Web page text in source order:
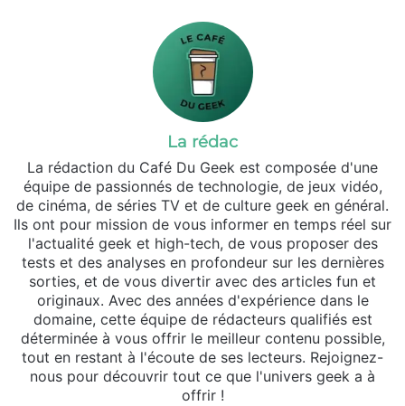
La rédac
La rédaction du Café Du Geek est composée d'une
équipe de passionnés de technologie, de jeux vidéo,
de cinéma, de séries TV et de culture geek en général.
Ils ont pour mission de vous informer en temps réel sur
l'actualité geek et high-tech, de vous proposer des
tests et des analyses en profondeur sur les dernières
sorties, et de vous divertir avec des articles fun et
originaux. Avec des années d'expérience dans le
domaine, cette équipe de rédacteurs qualifiés est
déterminée à vous offrir le meilleur contenu possible,
tout en restant à l'écoute de ses lecteurs. Rejoignez-
nous pour découvrir tout ce que l'univers geek a à
offrir !